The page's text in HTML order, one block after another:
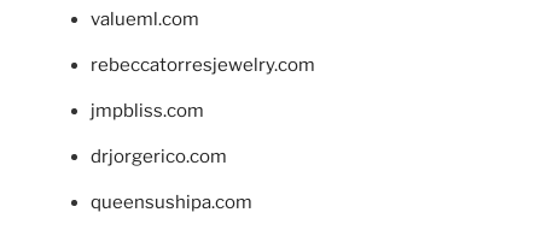
valueml.com
rebeccatorresjewelry.com
jmpbliss.com
drjorgerico.com
queensushipa.com